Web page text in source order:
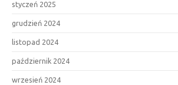
styczeń 2025
grudzień 2024
listopad 2024
październik 2024
wrzesień 2024